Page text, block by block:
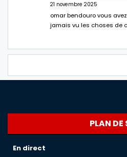
21 novembre 2025
omar bendouro vous
jamais vu les choses de
PLAN DE
En direct